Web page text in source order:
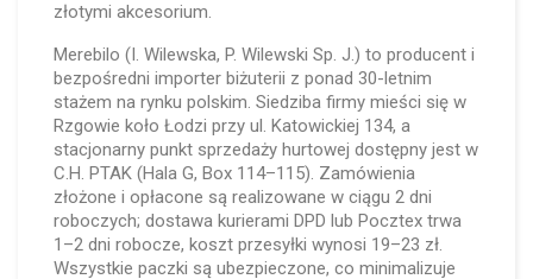
złotymi akcesorium.
Merebilo (I. Wilewska, P. Wilewski Sp. J.) to producent i
bezpośredni importer biżuterii z ponad 30-letnim
stażem na rynku polskim. Siedziba firmy mieści się w
Rzgowie koło Łodzi przy ul. Katowickiej 134, a
stacjonarny punkt sprzedaży hurtowej dostępny jest w
C.H. PTAK (Hala G, Box 114–115). Zamówienia
złożone i opłacone są realizowane w ciągu 2 dni
roboczych; dostawa kurierami DPD lub Pocztex trwa
1–2 dni robocze, koszt przesyłki wynosi 19–23 zł.
Wszystkie paczki są ubezpieczone, co minimalizuje